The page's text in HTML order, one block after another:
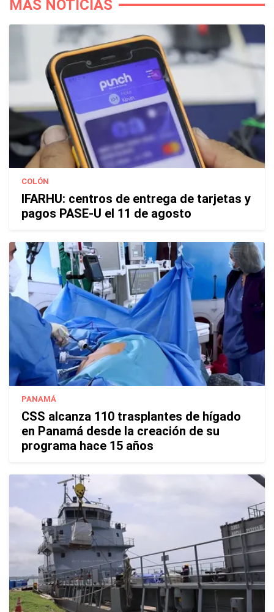
MÁS NOTICIAS
COLÓN
IFARHU: centros de entrega de tarjetas y
pagos PASE-U el 11 de agosto
PANAMÁ
CSS alcanza 110 trasplantes de hígado
en Panamá desde la creación de su
programa hace 15 años